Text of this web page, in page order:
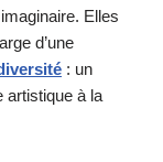
Elles
d’une
: un
artistique à la